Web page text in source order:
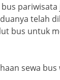
pariwisata
telah
bus untuk
sewa